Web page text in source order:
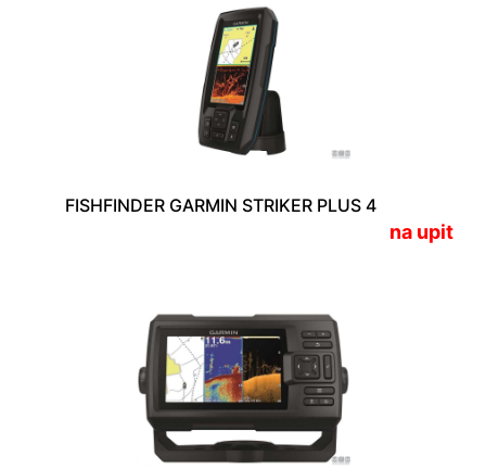
FISHFINDER GARMIN STRIKER PLUS 4
na upit